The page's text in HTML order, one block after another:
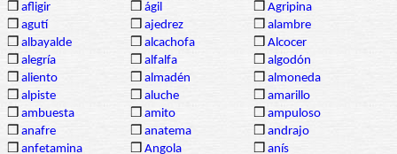
❒ afligir ❒ ágil ❒ Agripina
❒ agutí ❒ ajedrez ❒ alambre
❒ albayalde ❒ alcachofa ❒ Alcocer
❒ alegría ❒ alfalfa ❒ algodón
❒ aliento ❒ almadén ❒ almoneda
❒ alpiste ❒ aluche ❒ amarillo
❒ ambuesta ❒ amito ❒ ampuloso
❒ anafre ❒ anatema ❒ andrajo
❒ anfetamina ❒ Angola ❒ anís